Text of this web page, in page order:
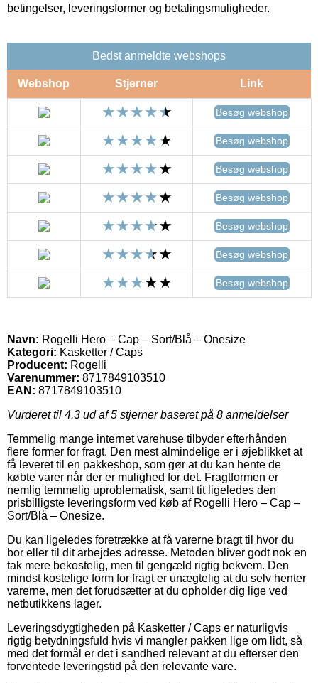
betingelser, leveringsformer og betalingsmuligheder.
Bedst anmeldte webshops
Webshop Stjerner Link
Besøg webshop
Besøg webshop
Besøg webshop
Besøg webshop
Besøg webshop
Besøg webshop
Besøg webshop
Navn: Rogelli Hero – Cap – Sort/Blå – Onesize
Kategori: Kasketter / Caps
Producent: Rogelli
Varenummer: 8717849103510
EAN: 8717849103510
Vurderet til 4.3 ud af 5 stjerner baseret på 8 anmeldelser
Temmelig mange internet varehuse tilbyder efterhånden
flere former for fragt. Den mest almindelige er i øjeblikket at
få leveret til en pakkeshop, som gør at du kan hente de
købte varer når der er mulighed for det. Fragtformen er
nemlig temmelig uproblematisk, samt tit ligeledes den
prisbilligste leveringsform ved køb af Rogelli Hero – Cap –
Sort/Blå – Onesize.
Du kan ligeledes foretrække at få varerne bragt til hvor du
bor eller til dit arbejdes adresse. Metoden bliver godt nok en
tak mere bekostelig, men til gengæld rigtig bekvem. Den
mindst kostelige form for fragt er unægtelig at du selv henter
varerne, men det forudsætter at du opholder dig lige ved
netbutikkens lager.
Leveringsdygtigheden på Kasketter / Caps er naturligvis
rigtig betydningsfuld hvis vi mangler pakken lige om lidt, så
med det formål er det i sandhed relevant at du efterser den
forventede leveringstid på den relevante vare.